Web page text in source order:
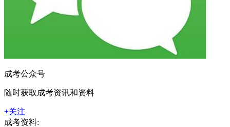
成考公众号
随时获取成考资讯和资料
+关注
成考资料: